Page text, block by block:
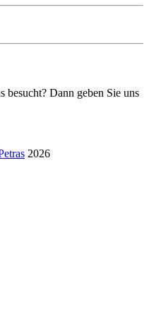
besucht? Dann geben Sie uns
2026